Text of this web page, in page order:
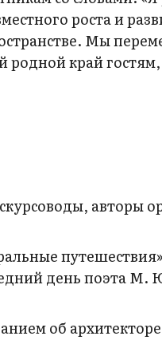
роста и
Мы
край
авторы
день поэта М.
об